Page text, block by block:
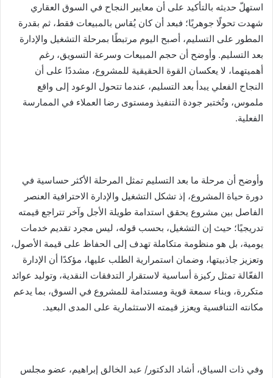
استهلّ حديثه بالتأكيد على أن معايير النجاح في السوق العقاري
شهدت تحولًا جوهريًا؛ فبعد أن كان يُقاس بالمبيعات فقط، ثم بقدرة
المطور على التسليم، أصبح اليوم مرتبطًا بمرحلة التشغيل والإدارة
بعد التسليم. وأوضح أن حجم المبيعات وسرعة التسويق، رغم
أهميتهما، لا يعكسان القوة الحقيقية للمشروع، مشددًا على أن
النجاح الفعلي يبدأ بعد التسليم، عندما تتحول الوعود إلى واقع
ملموس، وتُختبر جودة التنفيذ ومستوى رضا العملاء في الممارسة
الفعلية.
وأوضح أن مرحلة ما بعد التسليم تمثل المرحلة الأكثر حساسية في
دورة حياة المشروع، إذ تشكل التشغيل والإدارة الاحترافية العنصر
الفاصل بين مشروع يحقق استدامة طويلة الأجل وآخر تتراجع قيمته
تدريجيًا؛ حيث إن التشغيل، بحسب قوله، ليس مجرد تقديم خدمات
يومية، بل هو منظومة متكاملة تهدف إلى الحفاظ على قيمة الأصول،
وتعزيز جاذبيتها، وضمان استمرارية الطلب عليها، مؤكدًا أن الإدارة
الفعّالة تمثل ركيزة أساسية لاستقرار التدفقات النقدية، وتوليد عوائد
متكررة، وبناء سمعة قوية ومستدامة للمشروع في السوق، بما يدعم
مكانته التنافسية ويعزز قيمته الاستثمارية على المدى البعيد.
وفي ذات السياق، أشاد الدكتور/ عبد الخالق إبراهيم، عضو مجلس